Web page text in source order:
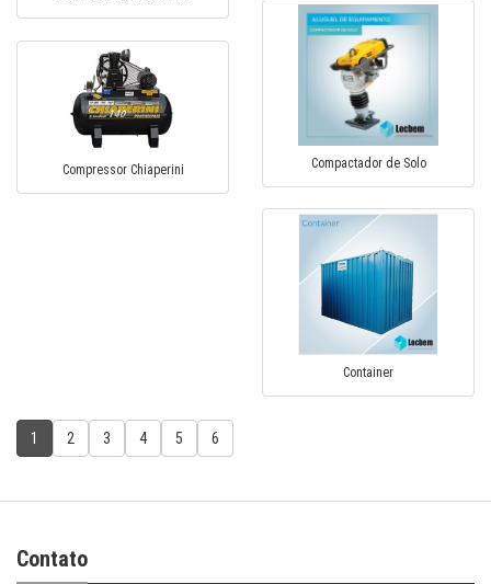
Compactador de Solo
Compressor Chiaperini
Container
1 2 3 4 5 6
Contato